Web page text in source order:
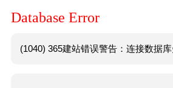
Database Error
(1040) 365建站错误警告：连接数据